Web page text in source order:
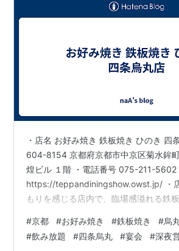
・店名 お好み焼き 鉄板焼き ひのき 四
604-8154 京都府京都市中京区菊水鉾
煌ビル １階 ・電話番号 075-211-5602
https://teppandiningshow.owst.jp/ ・
もりを感じる店内で、臨場感溢れる鉄
ど、さまざまな調理方法にアレンジし
す。広々とした開放的な空間は40名ま
#京都 #お好み焼き #鉄板焼き #烏
#飲み放題 #四条烏丸 #宴会 #深夜